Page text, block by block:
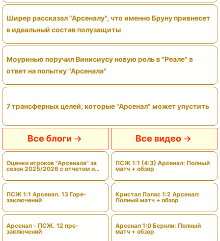
Ширер рассказал "Арсеналу", что именно Бруну привнесет
в идеальный состав полузащиты
Моуринью поручил Винисиусу новую роль в "Реале" в
ответ на попытку "Арсенала"
7 трансферных целей, которые "Арсенал" может упустить
Все блоги
Оценки игроков "Арсенала" за
сезон 2025/2026 с отчетом и
вердиктами
ПСЖ 1:1 Арсенал. 13 Горе-
заключений
Арсенал - ПСЖ. 12 пре-
заключений
Все видео
ПСЖ 1:1 (4:3) Арсенал: Полный
матч + обзор
Кристал Пэлас 1:2 Арсенал:
Полный матч + обзор
Арсенал 1:0 Бернли: Полный
матч + обзор